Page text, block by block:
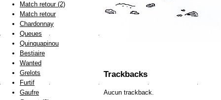
Trackbacks
Aucun trackback.
Match retour (2)
Match retour
Chardonnay
Queues
Quinquapinou
Bestiaire
Wanted
Grelots
Furtif
Gaufre